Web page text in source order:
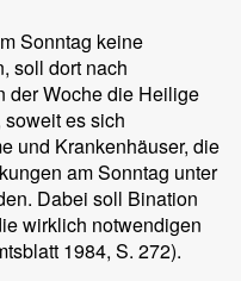
Sonntag keine
soll dort nach
der Woche die Heilige
es sich
und Krankenhäuser, die
am Sonntag unter
Dabei soll Bination
wirklich notwendigen
1984, S. 272).